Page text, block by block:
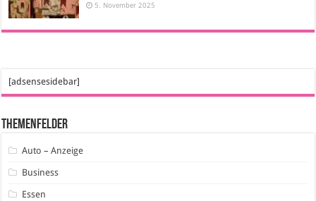
5. November 2025
[adsensesidebar]
Themenfelder
Auto – Anzeige
Business
Essen